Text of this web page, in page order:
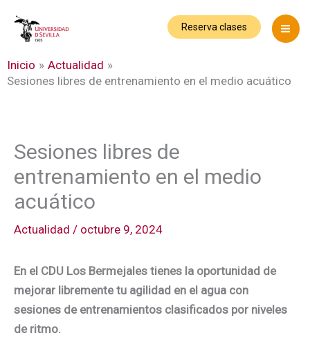
Reserva clases
Inicio
Actualidad
Sesiones libres de entrenamiento en el medio acuático
Sesiones libres de
entrenamiento en el medio
acuático
Actualidad / octubre 9, 2024
En el CDU Los Bermejales tienes la oportunidad de
mejorar libremente tu agilidad en el agua con
sesiones de entrenamientos clasificados por niveles
de ritmo.